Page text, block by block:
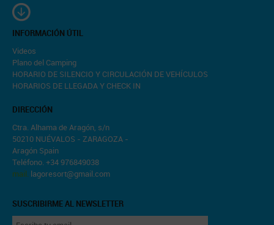
INFORMACIÓN ÚTIL
Videos
Plano del Camping
HORARIO DE SILENCIO Y CIRCULACIÓN DE VEHÍCULOS
HORARIOS DE LLEGADA Y CHECK IN
DIRECCIÓN
Ctra. Alhama de Aragón, s/n
50210 NUÉVALOS - ZARAGOZA -
Aragón Spain
Teléfono. +34 976849038
mail. lagoresort@gmail.com
SUSCRIBIRME AL NEWSLETTER